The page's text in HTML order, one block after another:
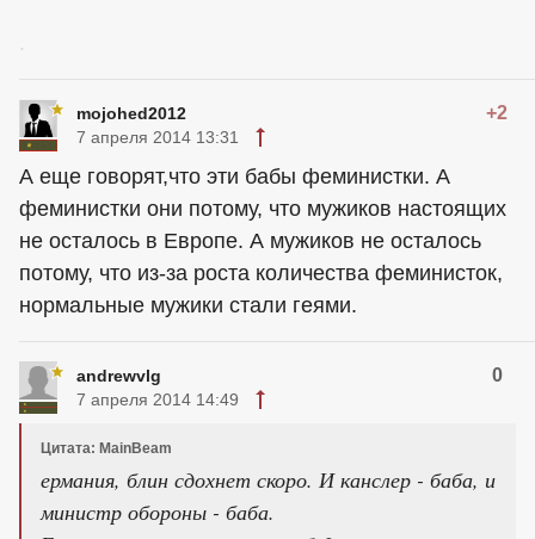
.
mojohed2012 +2
7 апреля 2014 13:31
А еще говорят,что эти бабы феминистки. А
феминистки они потому, что мужиков настоящих
не осталось в Европе. А мужиков не осталось
потому, что из-за роста количества феминисток,
нормальные мужики стали геями.
andrewvlg 0
7 апреля 2014 14:49
Цитата: MainBeam
ермания, блин сдохнет скоро. И канслер - баба, и
министр обороны - баба.